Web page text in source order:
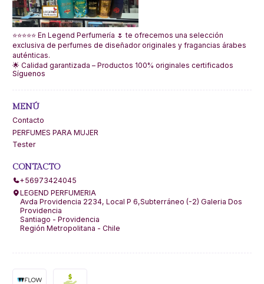
⭐⭐⭐⭐⭐ En Legend Perfumería 🌷 te ofrecemos una selección
exclusiva de perfumes de diseñador originales y fragancias árabes
auténticas.
🌟 Calidad garantizada – Productos 100% originales certificados
Síguenos
MENÚ
Contacto
PERFUMES PARA MUJER
Tester
CONTACTO
+56973424045
LEGEND PERFUMERIA
Avda Providencia 2234, Local P 6,Subterráneo (-2) Galeria Dos
Providencia
Santiago - Providencia
Región Metropolitana - Chile